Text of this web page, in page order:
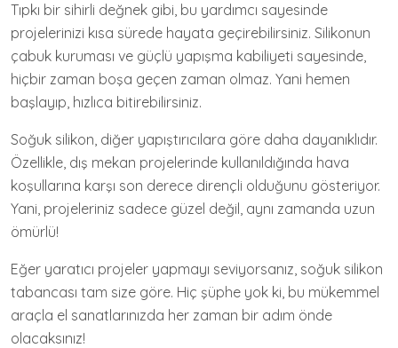
Tıpkı bir sihirli değnek gibi, bu yardımcı sayesinde
projelerinizi kısa sürede hayata geçirebilirsiniz. Silikonun
çabuk kuruması ve güçlü yapışma kabiliyeti sayesinde,
hiçbir zaman boşa geçen zaman olmaz. Yani hemen
başlayıp, hızlıca bitirebilirsiniz.
Soğuk silikon, diğer yapıştırıcılara göre daha dayanıklıdır.
Özellikle, dış mekan projelerinde kullanıldığında hava
koşullarına karşı son derece dirençli olduğunu gösteriyor.
Yani, projeleriniz sadece güzel değil, aynı zamanda uzun
ömürlü!
Eğer yaratıcı projeler yapmayı seviyorsanız, soğuk silikon
tabancası tam size göre. Hiç şüphe yok ki, bu mükemmel
araçla el sanatlarınızda her zaman bir adım önde
olacaksınız!